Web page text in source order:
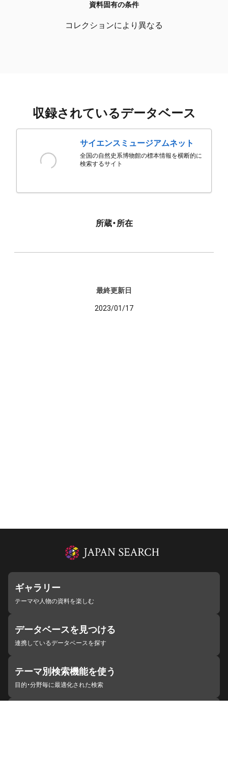
資料固有の条件
コレクションにより異なる
収録されているデータベース
サイエンスミュージアムネット
全国の自然史系博物館の標本情報を横断的に
検索するサイト
所蔵・所在
最終更新日
2023/01/17
ギャラリー
テーマや人物の資料を楽しむ
データベースを見つける
連携しているデータベースを探す
テーマ別検索機能を使う
目的・分野毎に最適化された検索